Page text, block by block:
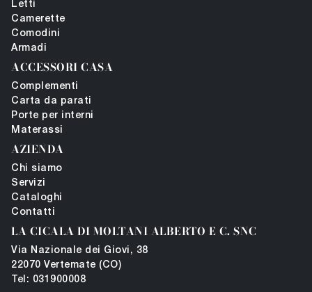
Letti
Camerette
Comodini
Armadi
ACCESSORI CASA
Complementi
Carta da parati
Porte per interni
Materassi
AZIENDA
Chi siamo
Servizi
Cataloghi
Contatti
LA CICALA DI MOLTANI ALBERTO E C. SNC
Via Nazionale dei Giovi, 38
22070 Vertemate (CO)
Tel: 031900008